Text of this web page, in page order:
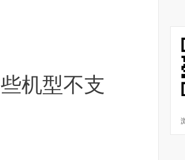
机型不支